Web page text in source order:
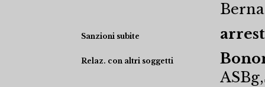
Sanzioni subite
Relaz. con altri soggetti